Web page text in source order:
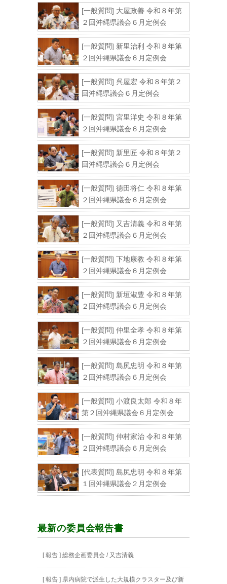
[一般質問] 大屋政善 令和８年第
２回沖縄県議会６月定例会
[一般質問] 新里治利 令和８年第
２回沖縄県議会６月定例会
[一般質問] 呉屋宏 令和８年第２
回沖縄県議会６月定例会
[一般質問] 宮里洋史 令和８年第
２回沖縄県議会６月定例会
[一般質問] 新里匠 令和８年第２
回沖縄県議会６月定例会
[一般質問] 徳田将仁 令和８年第
２回沖縄県議会６月定例会
[一般質問] 又吉清義 令和８年第
２回沖縄県議会６月定例会
[一般質問] 下地康教 令和８年第
２回沖縄県議会６月定例会
[一般質問] 新垣淑豊 令和８年第
２回沖縄県議会６月定例会
[一般質問] 仲里全孝 令和８年第
２回沖縄県議会６月定例会
[一般質問] 島尻忠明 令和８年第
２回沖縄県議会６月定例会
[一般質問] 小渡良太郎 令和８年
第２回沖縄県議会６月定例会
[一般質問] 仲村家治 令和８年第
２回沖縄県議会６月定例会
[代表質問] 島尻忠明 令和８年第
１回沖縄県議会２月定例会
最新の委員会報告書
[ 報告 ] 総務企画委員会 / 又吉清義
[ 報告 ] 県内病院で派生した大規模クラスター及び新